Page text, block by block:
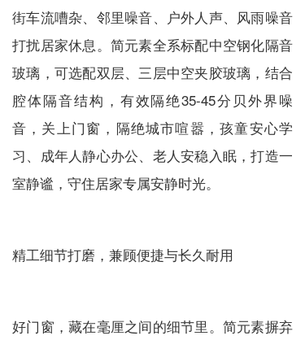
街车流嘈杂、邻里噪音、户外人声、风雨噪音
打扰居家休息。简元素全系标配中空钢化隔音
玻璃，可选配双层、三层中空夹胶玻璃，结合
腔体隔音结构，有效隔绝35-45分贝外界噪
音，关上门窗，隔绝城市喧嚣，孩童安心学
习、成年人静心办公、老人安稳入眠，打造一
室静谧，守住居家专属安静时光。
精工细节打磨，兼顾便捷与长久耐用
好门窗，藏在毫厘之间的细节里。简元素摒弃